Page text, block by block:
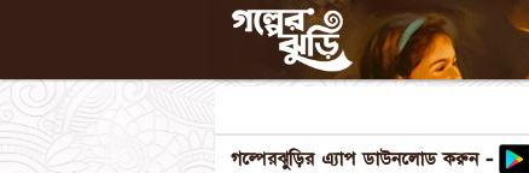
গল্পেরঝুড়ির এ্যাপ ডাউনলোড করুন -